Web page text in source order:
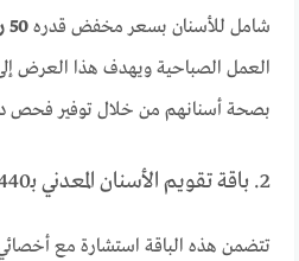
شامل للأسنان بسعر مخفض قدره50 ريال
العمل الصباحية ويهدف هذا العرض
بصحة أسنانهم من خلال توفير فحص
2. باقة تقويم الأسنان المعدني بـ440 ريال سعودي فقط
تتضمن هذه الباقة استشارة مع أخصائي